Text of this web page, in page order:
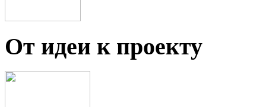
От идеи к проекту